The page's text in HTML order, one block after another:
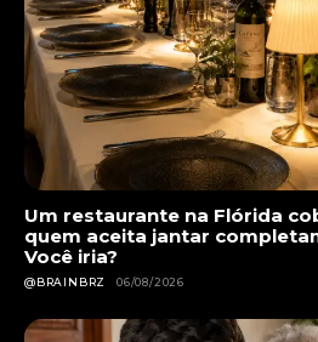
Um restaurante na Flórida
quem aceita jantar
Você iria?
@BRAINBRZ 06/08/2026